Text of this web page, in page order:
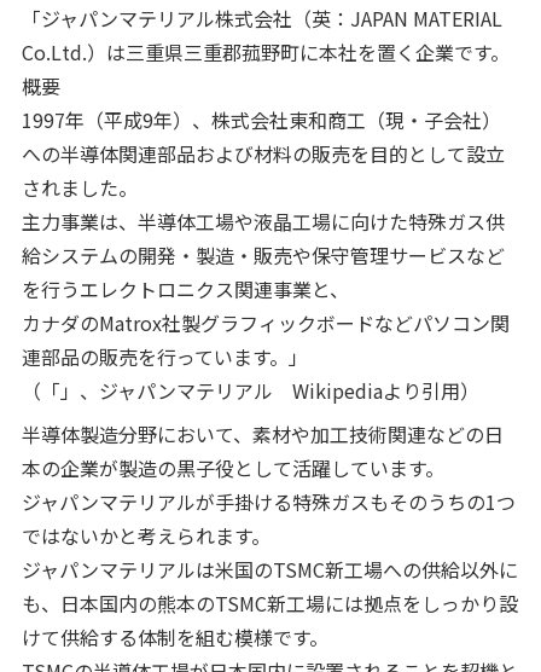
「ジャパンマテリアル株式会社（英：JAPAN MATERIAL
Co.Ltd.）は三重県三重郡菰野町に本社を置く企業です。
概要
1997年（平成9年）、株式会社東和商工（現・子会社）
への半導体関連部品および材料の販売を目的として設立
されました。
主力事業は、半導体工場や液晶工場に向けた特殊ガス供
給システムの開発・製造・販売や保守管理サービスなど
を行うエレクトロニクス関連事業と、
カナダのMatrox社製グラフィックボードなどパソコン関
連部品の販売を行っています。」
（「」、ジャパンマテリアル Wikipediaより引用）
半導体製造分野において、素材や加工技術関連などの日
本の企業が製造の黒子役として活躍しています。
ジャパンマテリアルが手掛ける特殊ガスもそのうちの1つ
ではないかと考えられます。
ジャパンマテリアルは米国のTSMC新工場への供給以外に
も、日本国内の熊本のTSMC新工場には拠点をしっかり設
けて供給する体制を組む模様です。